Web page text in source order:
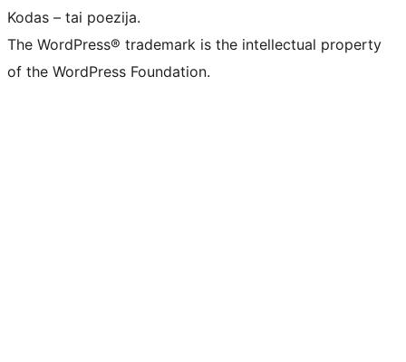
Kodas – tai poezija.
The WordPress® trademark is the intellectual property
of the WordPress Foundation.